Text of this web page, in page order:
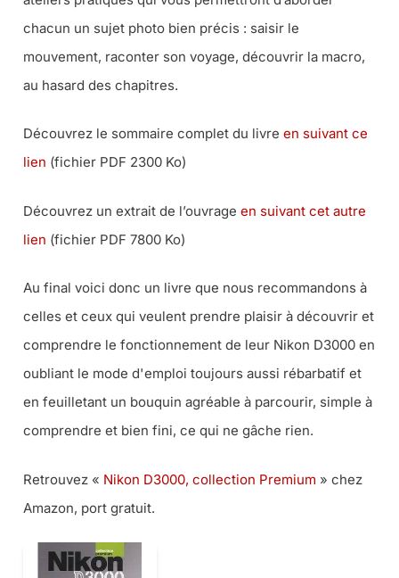
chacun un sujet photo bien précis : saisir le
mouvement, raconter son voyage, découvrir la macro,
au hasard des chapitres.
Découvrez le sommaire complet du livre en suivant ce
lien (fichier PDF 2300 Ko)
Découvrez un extrait de l’ouvrage en suivant cet autre
lien (fichier PDF 7800 Ko)
Au final voici donc un livre que nous recommandons à
celles et ceux qui veulent prendre plaisir à découvrir et
comprendre le fonctionnement de leur Nikon D3000 en
oubliant le mode d'emploi toujours aussi rébarbatif et
en feuilletant un bouquin agréable à parcourir, simple à
comprendre et bien fini, ce qui ne gâche rien.
Retrouvez « Nikon D3000, collection Premium » chez
Amazon, port gratuit.